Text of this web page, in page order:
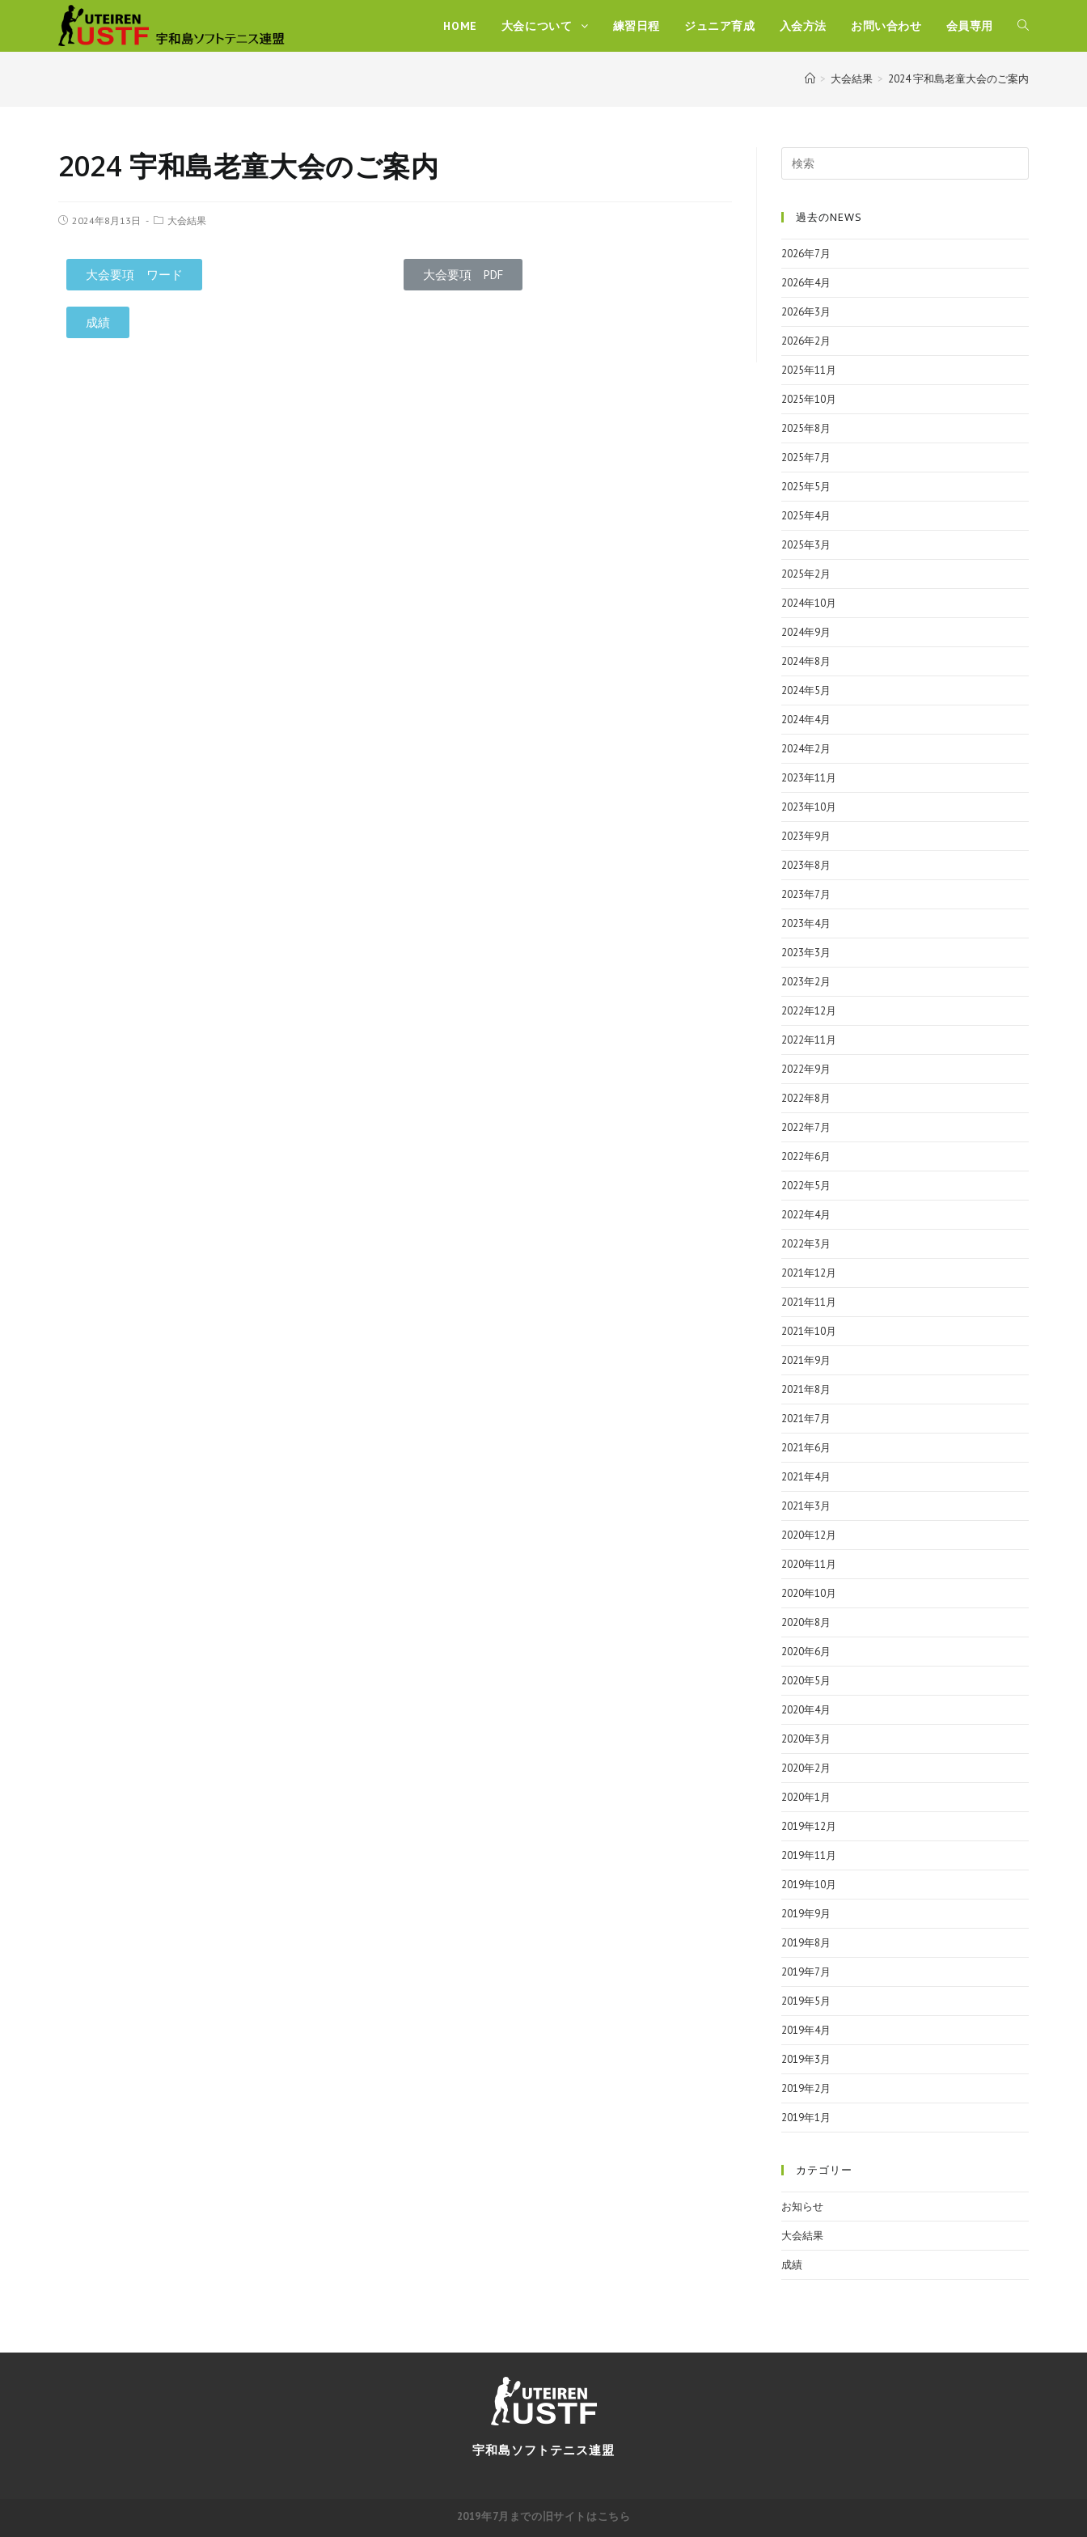
HOME 大会について 練習日程 ジュニア育成 入会方法 お問い合わせ 会員専用
> 大会結果 > 2024 宇和島老童大会のご案内
2024 宇和島老童大会のご案内
2024年8月13日 大会結果
大会要項 ワード 大会要項 PDF
成績
過去のNEWS
2026年7月
2026年4月
2026年3月
2026年2月
2025年11月
2025年10月
2025年8月
2025年7月
2025年5月
2025年4月
2025年3月
2025年2月
2024年10月
2024年9月
2024年8月
2024年5月
2024年4月
2024年2月
2023年11月
2023年10月
2023年9月
2023年8月
2023年7月
2023年4月
2023年3月
2023年2月
2022年12月
2022年11月
2022年9月
2022年8月
2022年7月
2022年6月
2022年5月
2022年4月
2022年3月
2021年12月
2021年11月
2021年10月
2021年9月
2021年8月
2021年7月
2021年6月
2021年4月
2021年3月
2020年12月
2020年11月
2020年10月
2020年8月
2020年6月
2020年5月
2020年4月
2020年3月
2020年2月
2020年1月
2019年12月
2019年11月
2019年10月
2019年9月
2019年8月
2019年7月
2019年5月
2019年4月
2019年3月
2019年2月
2019年1月
カテゴリー
お知らせ
大会結果
成績
宇和島ソフトテニス連盟
2019年7月までの旧サイトはこちら